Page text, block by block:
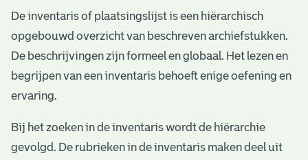
n
De inventaris of plaatsingslijst is een hiërarchisch
opgebouwd overzicht van beschreven archiefstukken.
De beschrijvingen zijn formeel en globaal. Het lezen en
begrijpen van een inventaris behoeft enige oefening en
ervaring.
Bij het zoeken in de inventaris wordt de hiërarchie
gevolgd. De rubrieken in de inventaris maken deel uit